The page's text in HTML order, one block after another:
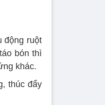
động ruột
bón thì
khác.
thúc đẩy